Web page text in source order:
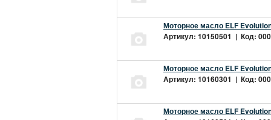
Моторное масло ELF
Артикул: 10150501 | Код:
Моторное масло ELF
Артикул: 10160301 | Код:
Моторное масло ELF